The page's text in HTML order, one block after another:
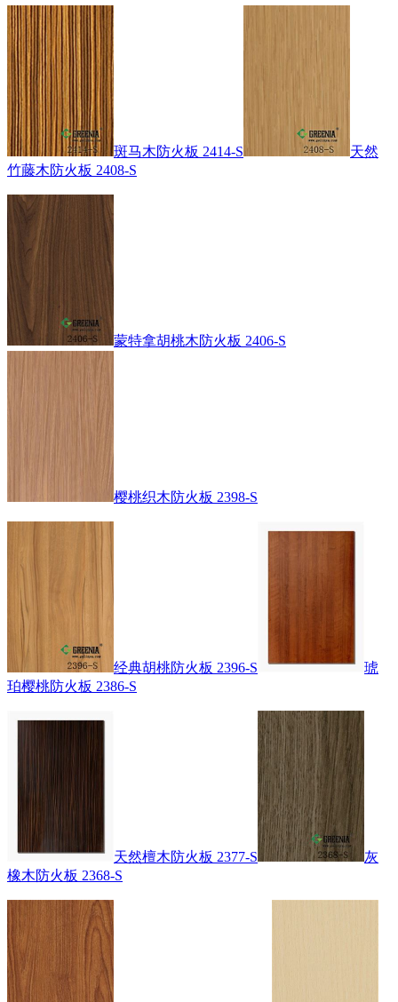
斑马木防火板 2414-S
天然
竹藤木防火板 2408-S
蒙特拿胡桃木防火板 2406-S
樱桃织木防火板 2398-S
经典胡桃防火板 2396-S
琥
珀樱桃防火板 2386-S
天然檀木防火板 2377-S
灰
橡木防火板 2368-S